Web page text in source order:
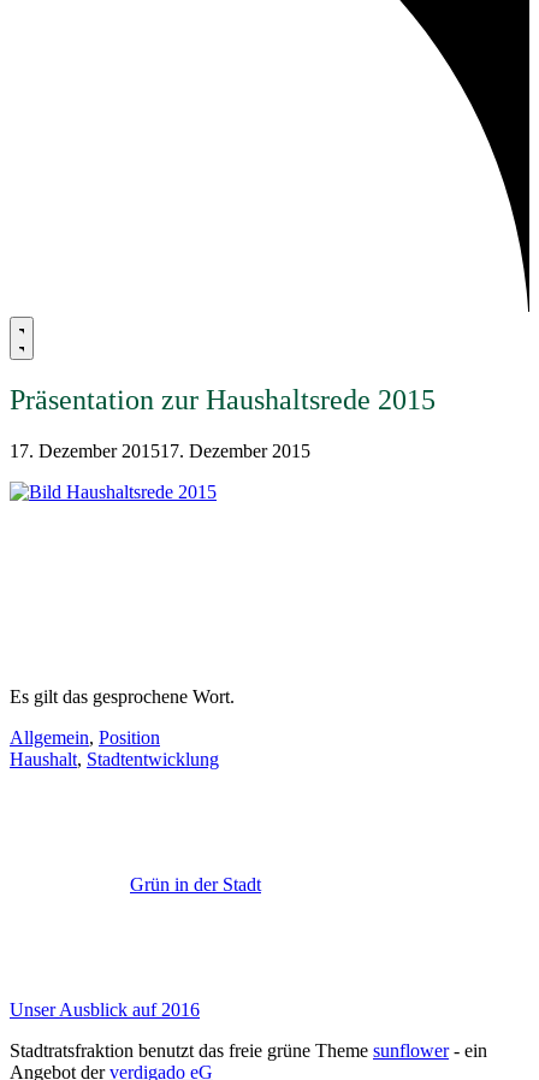
Präsentation zur Haushaltsrede 2015
17. Dezember 201517. Dezember 2015
Es gilt das gesprochene Wort.
Allgemein, Position
Haushalt, Stadtentwicklung
Grün in der Stadt
Unser Ausblick auf 2016
Stadtratsfraktion benutzt das freie grüne Theme sunflower‐ ein
Angebot derverdigado eG